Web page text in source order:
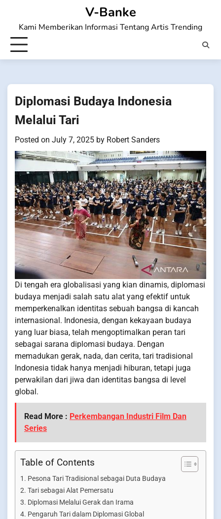
content
V-Banke
Kami Memberikan Informasi Tentang Artis Trending
Diplomasi Budaya Indonesia
Melalui Tari
Posted on July 7, 2025 by Robert Sanders
Di tengah era globalisasi yang kian dinamis, diplomasi
budaya menjadi salah satu alat yang efektif untuk
memperkenalkan identitas sebuah bangsa di kancah
internasional. Indonesia, dengan kekayaan budaya
yang luar biasa, telah mengoptimalkan peran tari
sebagai sarana diplomasi budaya. Dengan
memadukan gerak, nada, dan cerita, tari tradisional
Indonesia tidak hanya menjadi hiburan, tetapi juga
perwakilan dari jiwa dan identitas bangsa di level
global.
Read More : Perkembangan Industri Film Dan
Series
Table of Contents
Pesona Tari Tradisional sebagai Duta Budaya
Tari sebagai Alat Pemersatu
Diplomasi Melalui Gerak dan Irama
Pengaruh Tari dalam Diplomasi Global